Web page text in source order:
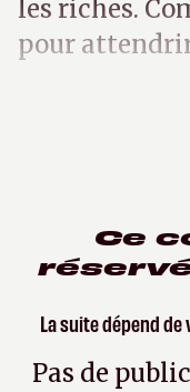
les riches.
pour
Ce
La suite dépend de
Pas de